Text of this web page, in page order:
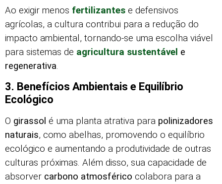
Ao exigir menos fertilizantes e defensivos
agrícolas, a cultura contribui para a redução do
impacto ambiental, tornando-se uma escolha viável
para sistemas de agricultura sustentável e
regenerativa.
3. Benefícios Ambientais e Equilíbrio
Ecológico
O girassol é uma planta atrativa para polinizadores
naturais, como abelhas, promovendo o equilíbrio
ecológico e aumentando a produtividade de outras
culturas próximas. Além disso, sua capacidade de
absorver carbono atmosférico colabora para a